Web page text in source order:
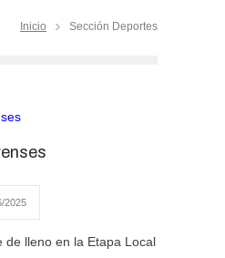
Inicio Sección Deportes
2025
de lleno en la Etapa Local